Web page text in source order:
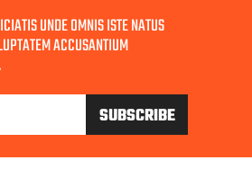
UNDE OMNIS ISTE NATUS
ACCUSANTIUM